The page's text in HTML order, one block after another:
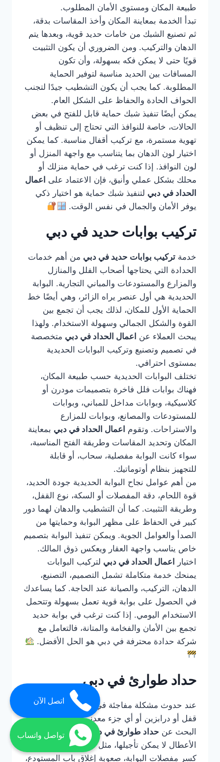
طبيعة المكان ومستوى الأمان المطلوب.
تبدأ الخدمة بمعاينة المكان وأخذ المقاسات بدقة،
ثم تصنيع الشبك من خامات حديد قوية، وبعدها يتم
الدهان والتركيب. ومن الضروري أن يكون التثبيت
قويًا حتى لا يمكن فكه بسهولة، وأن تكون
المسافات بين الحديد مناسبة لتوفير الحماية
المطلوبة. كما يجب أن يكون التشطيب جيدًا لتجنب
الحواف الحادة والحفاظ على الشكل العام.
يمكن أيضًا تنفيذ شبك حماية قابل للفتح في بعض
الحالات، خاصة للنوافذ التي تحتاج إلى تنظيف أو
تهوية مستمرة، مع تركيب أقفال مناسبة. كما يمكن
اختيار لون الدهان بما يتناسب مع واجهة المنزل أو
لون النوافذ. إذا كنت ترغب في حماية منزلك أو
محلك بشكل عملي وأنيق، فإن الاعتماد على اعمال
الحداد في دبي لتنفيذ شبك حماية هو اختيار ذكي
يوفر الأمان والجمال في نفس الوقت.
تركيب بوابات حديد في دبي
خدمة تركيب بوابات حديد في دبي من أهم خدمات
الحدادة التي يحتاجها أصحاب الفلل والمنازل
والمزارع والمستودعات والمباني التجارية. البوابة
الحديدية هي أول عنصر يراه الزائر، وهي أيضًا خط
الحماية الأول للمكان، لذلك يجب أن تجمع بين
القوة والشكل الجمالي وسهولة الاستخدام. ولهذا
يبحث العملاء عن اعمال الحداد في دبي متخصصة
في تصميم وتصنيع وتركيب البوابات الحديدية
بمستوى احترافي.
تختلف البوابات الحديدية حسب طبيعة المكان،
فهناك بوابات فلل فاخرة بتصميمات مودرن أو
كلاسيكية، وبوابات مداخل للمباني، وبوابات
للمستودعات والمصانع، وبوابات للمزارع
والاستراحات. وتقوم اعمال الحداد في دبي بمعاينة
المكان وتحديد المقاسات وطريقة الفتح المناسبة،
سواء كانت البوابة مفصلية، سحاب، أو قابلة
للتجهيز بنظام أوتوماتيك.
من أهم عوامل نجاح البوابة الحديدية جودة الحديد،
قوة اللحام، دقة المفصلات أو السكة، نوع القفل،
وطريقة التثبيت. كما أن التشطيب والدهان لهما دور
كبير في الحفاظ على مظهر البوابة وحمايتها من
الصدأ والعوامل الجوية. ويمكن تنفيذ البوابة بتصميم
خاص يناسب واجهة العقار ويعكس ذوق المالك.
اختيار
اعمال الحداد في دبي لتركيب البوابات
يمنحك خدمة متكاملة تشمل التصميم، التصنيع،
الدهان، التركيب، والصيانة عند الحاجة. كما يساعدك
في الحصول على بوابة قوية تعمل بسهولة وتتحمل
الاستخدام اليومي. إذا كنت ترغب في بوابة حديد
تجمع بين الأمان والفخامة والمتانة، فالتعامل مع
شركة حدادة محترفة في دبي هو الحل الأفضل.
حداد طوارئ في دبي
عند حدوث مشكلة مفاجئة في باب حديد أو بوابة أو
قفل أو درابزين أو أي جزء معدني مهم، يصبح
البحث عن حداد طوارئ في دبي أمرًا ضروريًا. بعض
الأعطال لا يمكن تأجيلها، مثل تعطل باب المحل،
كسر مفصلات البوابة، صعوبة إغلاق باب المستودع،
اتصل الآن
تواصل واتساب